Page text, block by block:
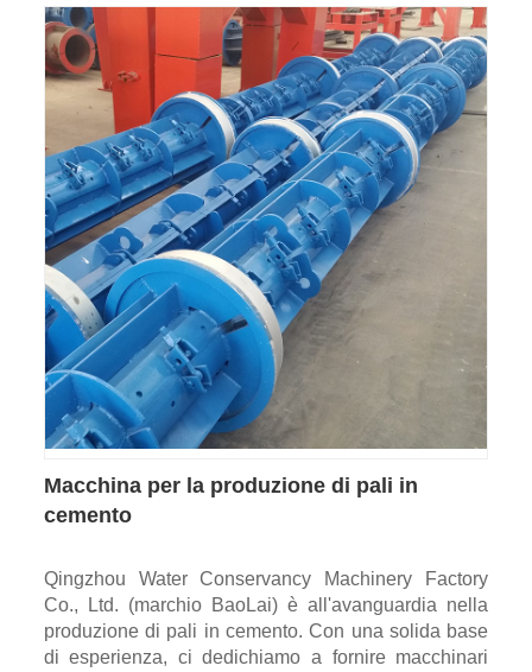
Macchina per la produzione di pali in
cemento
Qingzhou Water Conservancy Machinery Factory
Co., Ltd. (marchio BaoLai) è all'avanguardia nella
produzione di pali in cemento. Con una solida base
di esperienza, ci dedichiamo a fornire macchinari